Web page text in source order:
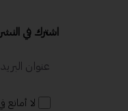
اشترك في
لا أمانع